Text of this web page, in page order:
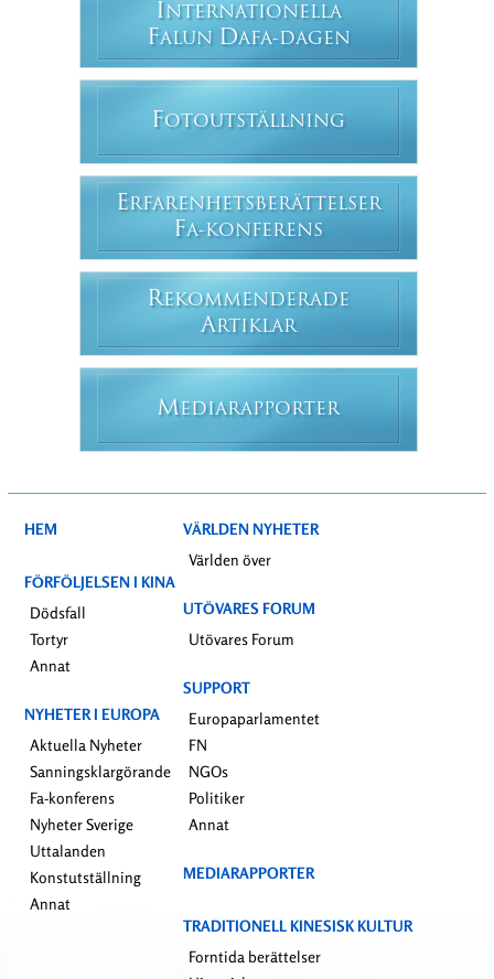
INTERNATIONELLA
FALUN DAFA-DAGEN
FOTOUTSTÄLLNING
ERFARENHETSBERÄTTELSER
FA-KONFERENS
REKOMMENDERADE
ARTIKLAR
MEDIARAPPORTER
HEM
FÖRFÖLJELSEN I KINA
Dödsfall
Tortyr
Annat
NYHETER I EUROPA
Aktuella Nyheter
Sanningsklargörande
Fa-konferens
Nyheter Sverige
Uttalanden
Konstutställning
Annat
VÄRLDEN NYHETER
Världen över
UTÖVARES FORUM
Utövares Forum
SUPPORT
Europaparlamentet
FN
NGOs
Politiker
Annat
MEDIARAPPORTER
TRADITIONELL KINESISK KULTUR
Forntida berättelser